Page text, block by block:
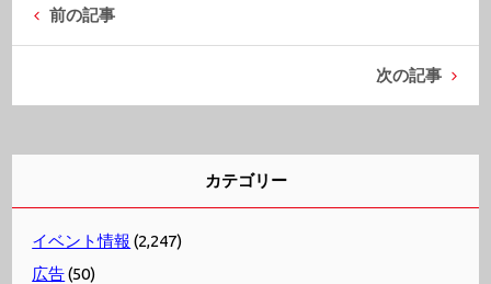
前の記事
次の記事
カテゴリー
イベント情報 (2,247)
広告(50)